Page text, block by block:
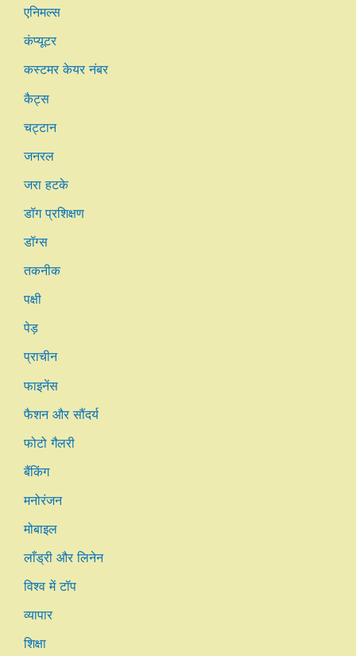
एनिमल्स
कंप्यूटर
कस्टमर केयर नंबर
कैट्स
चट्टान
जनरल
जरा हटके
डॉग प्रशिक्षण
डॉग्स
तकनीक
पक्षी
पेड़
प्राचीन
फाइनेंस
फैशन और सौंदर्य
फोटो गैलरी
बैंकिंग
मनोरंजन
मोबाइल
लाँड्री और लिनेन
विश्व में टॉप
व्यापार
शिक्षा